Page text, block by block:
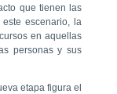
que tienen las
escenario, la
en aquellas
personas y sus
etapa figura el